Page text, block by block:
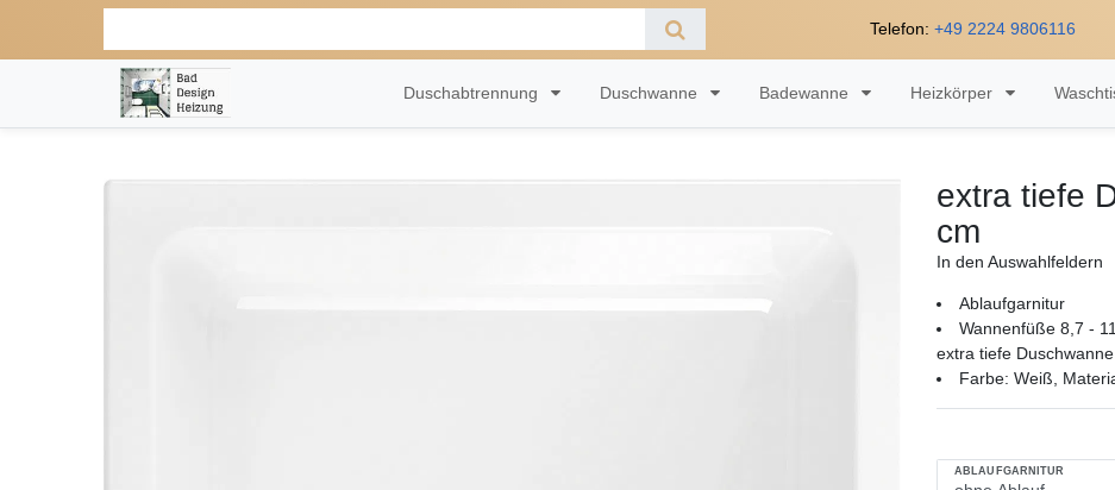
Telefon: +49 2224 9806116
Duschabtrennung Duschwanne Badewanne Heizkörper
extra tiefe
cm
In den Auswahlfeldern
Ablaufgarnitur
Wannenfüße 8,7 -
extra tiefe
Farbe: Weiß,
ABLAUFGARNITUR